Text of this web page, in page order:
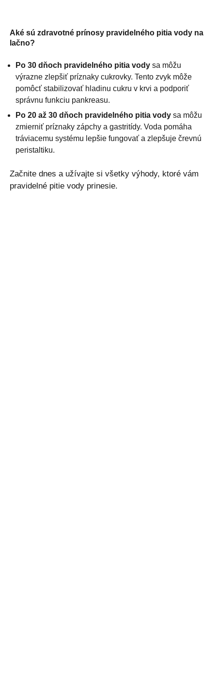
Aké sú zdravotné prínosy pravidelného pitia vody na
lačno?
Po 30 dňoch pravidelného pitia vody sa môžu
výrazne zlepšiť príznaky cukrovky. Tento zvyk môže
pomôcť stabilizovať hladinu cukru v krvi a podporiť
správnu funkciu pankreasu.
Po 20 až 30 dňoch pravidelného pitia vody sa môžu
zmierniť príznaky zápchy a gastritídy. Voda pomáha
tráviacemu systému lepšie fungovať a zlepšuje črevnú
peristaltiku.
Začnite dnes a užívajte si všetky výhody, ktoré vám
pravidelné pitie vody prinesie.